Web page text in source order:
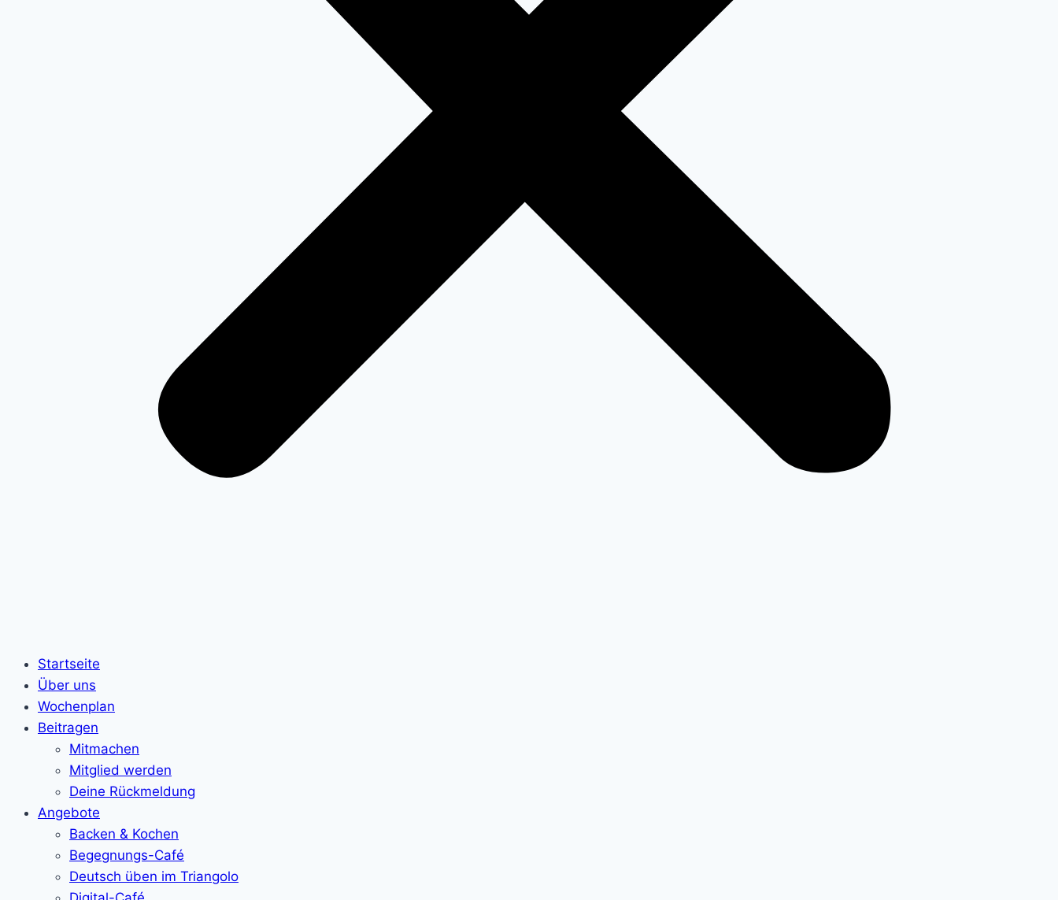
Startseite
Über uns
Wochenplan
Beitragen
Mitmachen
Mitglied werden
Deine Rückmeldung
Angebote
Backen & Kochen
Begegnungs-Café
Deutsch üben im Triangolo